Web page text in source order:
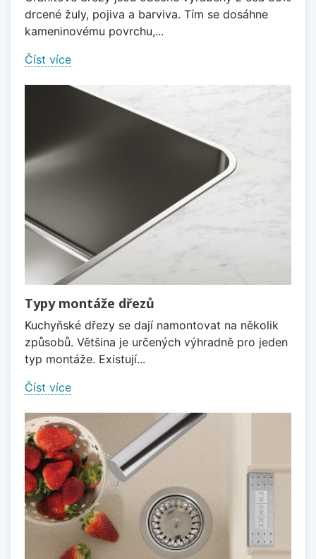
drcené žuly, pojiva a barviva. Tím se dosáhne
kameninovému povrchu,...
Číst více
Typy montáže dřezů
Kuchyňské dřezy se dají namontovat na několik
způsobů. Většina je určených výhradně pro jeden
typ montáže. Existují...
Číst více